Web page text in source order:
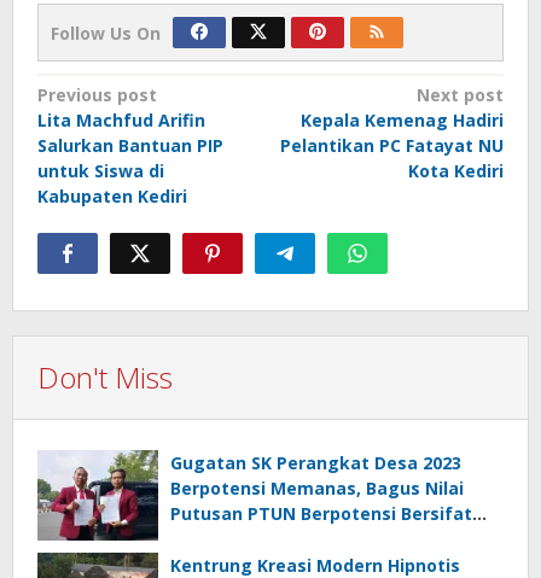
Follow Us On
Post
navigation
Previous post
Lita Machfud Arifin
Salurkan Bantuan PIP
untuk Siswa di
Kabupaten Kediri
Next post
Kepala Kemenag Hadiri
Pelantikan PC Fatayat NU
Kota Kediri
Don't Miss
Gugatan SK Perangkat Desa 2023
Berpotensi Memanas, Bagus Nilai
Putusan PTUN Berpotensi Bersifat
Kentrung Kreasi Modern Hipnotis